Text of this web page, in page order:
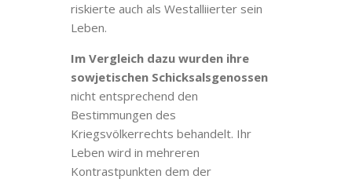
riskierte auch als Westalliierter sein
Leben.
Im Vergleich dazu wurden ihre
sowjetischen Schicksalsgenossen
nicht entsprechend den
Bestimmungen des
Kriegsvölkerrechts behandelt. Ihr
Leben wird in mehreren
Kontrastpunkten dem der